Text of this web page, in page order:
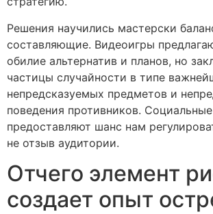
Решения научились мастерски
составляющие. Видеоигры
обилие альтернатив и планов, но
частицы случайности в типе
непредсказуемых предметов и
поведения противников.
предоставляют шанс нам
не отзыв аудитории.
Отчего элемент
создает опыт